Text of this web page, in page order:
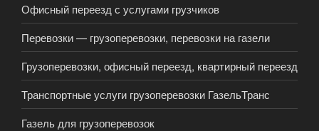
Офисный переезд с услугами грузчиков
Перевозки — грузоперевозки, перевозки на газели
Грузоперевозки, офисный переезд, квартирный переезд
Транспортные услуги грузоперевозки ГазельТранс
Газель для грузоперевозок